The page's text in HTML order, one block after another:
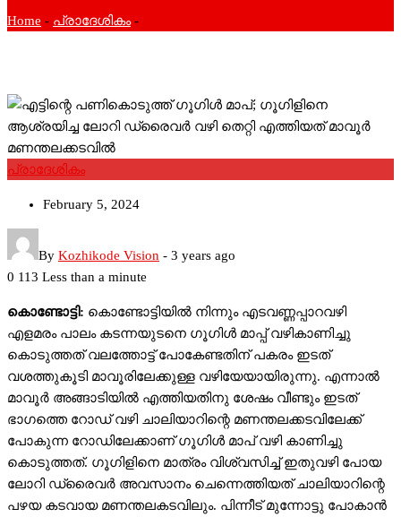
Home - പ്രാദേശികം-
പ്രാദേശികം
February 5, 2024
By Kozhikode Vision - 3 years ago
0 113 Less than a minute
കൊണ്ടോട്ടി: കൊണ്ടോട്ടിയില്‍ നിന്നും എടവണ്ണപ്പാറവഴി
എളമരം പാലം കടന്നയുടനെ ഗൂഗിള്‍ മാപ്പ് വഴികാണിച്ചു
കൊടുത്തത് വലത്തോട്ട് പോകേണ്ടതിന് പകരം ഇടത്
വശത്തുകൂടി മാവൂരിലേക്കുള്ള വഴിയേയായിരുന്നു. എന്നാല്‍
മാവൂര്‍ അങ്ങാടിയില്‍ എത്തിയതിനു ശേഷം വീണ്ടും ഇടത്
ഭാഗത്തെ റോഡ് വഴി ചാലിയാറിന്റെ മണന്തലക്കടവിലേക്ക്
പോകുന്ന റോഡിലേക്കാണ് ഗൂഗിള്‍ മാപ് വഴി കാണിച്ചു
കൊടുത്തത്. ഗൂഗിളിനെ മാത്രം വിശ്വസിച്ച് ഇതുവഴി പോയ
ലോറി ഡ്രൈവര്‍ അവസാനം ചെന്നെത്തിയത് ചാലിയാറിന്റെ
പഴയ കടവായ മണന്തലകടവിലും. പിന്നീട് മുന്നോട്ടു പോകാന്‍